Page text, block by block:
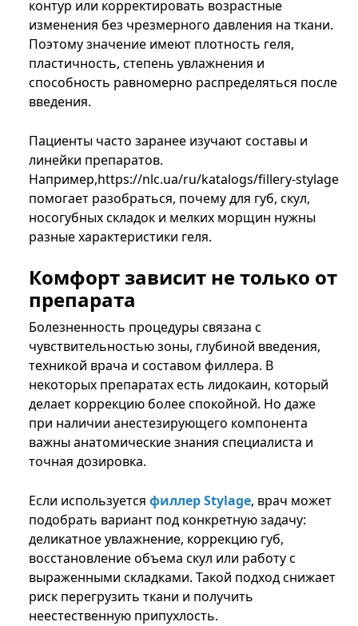
контур или корректировать возрастные
изменения без чрезмерного давления на ткани.
Поэтому значение имеют плотность геля,
пластичность, степень увлажнения и
способность равномерно распределяться после
введения.
Пациенты часто заранее изучают составы и
линейки препаратов.
Например,https://nlc.ua/ru/katalogs/fillery-stylage
помогает разобраться, почему для губ, скул,
носогубных складок и мелких морщин нужны
разные характеристики геля.
Комфорт зависит не только от
препарата
Болезненность процедуры связана с
чувствительностью зоны, глубиной введения,
техникой врача и составом филлера. В
некоторых препаратах есть лидокаин, который
делает коррекцию более спокойной. Но даже
при наличии анестезирующего компонента
важны анатомические знания специалиста и
точная дозировка.
Если используется филлер Stylage, врач может
подобрать вариант под конкретную задачу:
деликатное увлажнение, коррекцию губ,
восстановление объема скул или работу с
выраженными складками. Такой подход снижает
риск перегрузить ткани и получить
неестественную припухлость.